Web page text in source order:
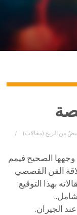
من الريح (مقالات)
الصحيح فيمم
الفن القصصي
بهذا التوقيع:
الجيران.